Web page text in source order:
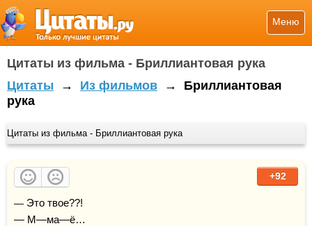
Меню
Цитаты из фильма - Бриллиантовая рука
Цитаты → Из фильмов → Бриллиантовая
рука
Цитаты из фильма - Бриллиантовая рука
+92
— Это твое??!
— М—ма—ё…